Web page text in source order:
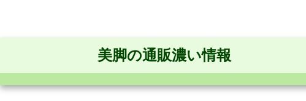
美脚の通販濃い情報